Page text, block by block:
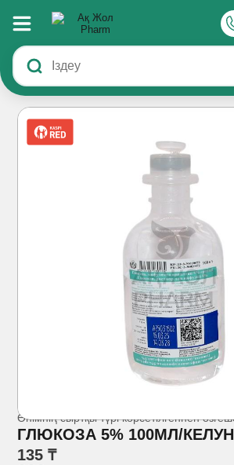
Өнімнің сыртқы түрі көрсетілгеннен
ГЛЮКОЗА 5% 100МЛ/КЕЛУН
135 ₸